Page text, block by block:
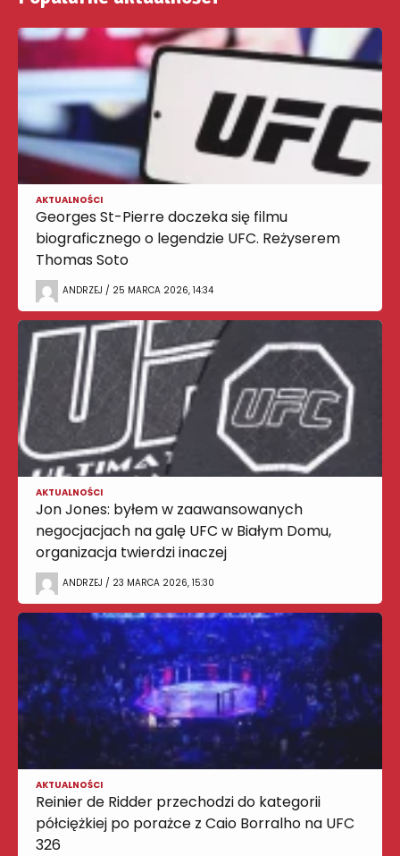
AKTUALNOŚCI
Georges St-Pierre doczeka się filmu
biograficznego o legendzie UFC. Reżyserem
Thomas Soto
ANDRZEJ / 25 MARCA 2026, 14:34
AKTUALNOŚCI
Jon Jones: byłem w zaawansowanych
negocjacjach na galę UFC w Białym Domu,
organizacja twierdzi inaczej
ANDRZEJ / 23 MARCA 2026, 15:30
AKTUALNOŚCI
Reinier de Ridder przechodzi do kategorii
półciężkiej po porażce z Caio Borralho na UFC
326